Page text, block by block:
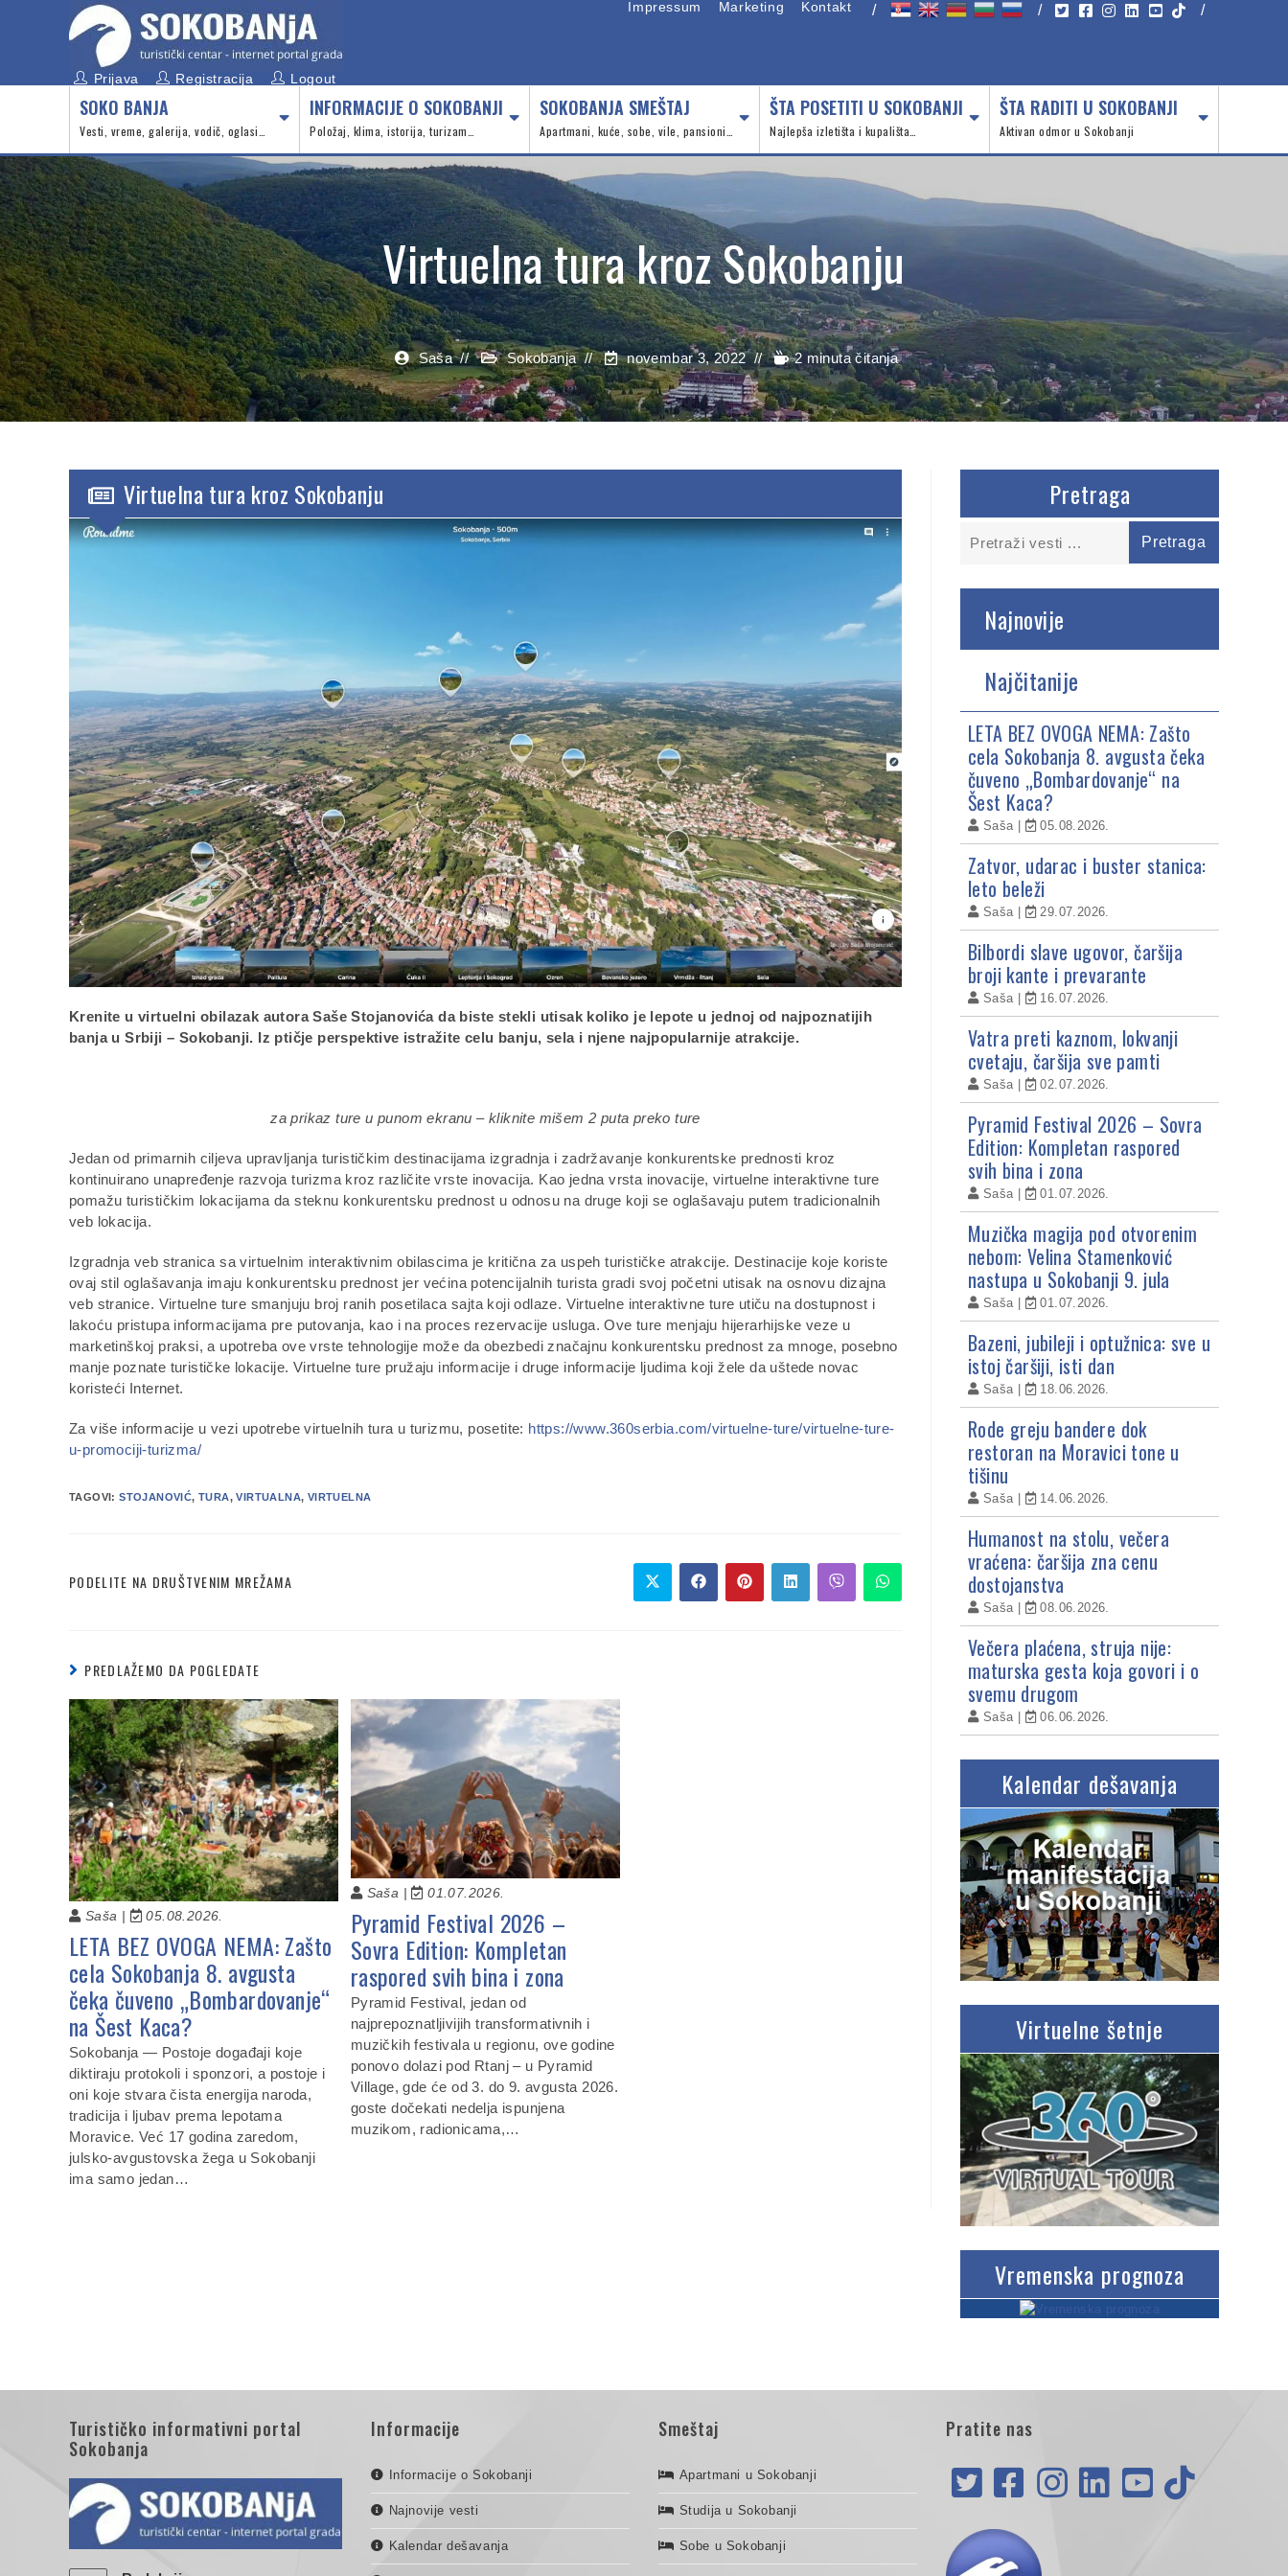
Impressum Marketing Kontakt / / /
Prijava Registracija Logout
SOKO BANJA
Vesti, vreme, galerija, vodič, oglasi…
INFORMACIJE O SOKOBANJI
Položaj, klima, istorija, turizam…
SOKOBANJA SMEŠTAJ
Apartmani, kuće, sobe, vile, pansioni…
ŠTA POSETITI U SOKOBANJI
Najlepša izletišta i kupališta…
ŠTA RADITI U SOKOBANJI
Aktivan odmor u Sokobanji
Virtuelna tura kroz Sokobanju
Saša Sokobanja novembar 3, 2022 2 minuta čitanja
Virtuelna tura kroz Sokobanju
Krenite u virtuelni obilazak autora Saše Stojanovića da biste stekli utisak koliko je lepote u jednoj od najpoznatijih
banja u Srbiji – Sokobanji. Iz ptičje perspektive istražite celu banju, sela i njene najpopularnije atrakcije.
za prikaz ture u punom ekranu – kliknite mišem 2 puta preko ture
Jedan od primarnih ciljeva upravljanja turističkim destinacijama izgradnja i zadržavanje konkurentske prednosti kroz
kontinuirano unapređenje razvoja turizma kroz različite vrste inovacija. Kao jedna vrsta inovacije, virtuelne interaktivne ture
pomažu turističkim lokacijama da steknu konkurentsku prednost u odnosu na druge koji se oglašavaju putem tradicionalnih
veb lokacija.
Izgradnja veb stranica sa virtuelnim interaktivnim obilascima je kritična za uspeh turističke atrakcije. Destinacije koje koriste
ovaj stil oglašavanja imaju konkurentsku prednost jer većina potencijalnih turista gradi svoj početni utisak na osnovu dizajna
veb stranice. Virtuelne ture smanjuju broj ranih posetilaca sajta koji odlaze. Virtuelne interaktivne ture utiču na dostupnost i
lakoću pristupa informacijama pre putovanja, kao i na proces rezervacije usluga. Ove ture menjaju hijerarhijske veze u
marketinškoj praksi, a upotreba ove vrste tehnologije može da obezbedi značajnu konkurentsku prednost za mnoge, posebno
manje poznate turističke lokacije. Virtuelne ture pružaju informacije i druge informacije ljudima koji žele da uštede novac
koristeći Internet.
Za više informacije u vezi upotrebe virtuelnih tura u turizmu, posetite: https://www.360serbia.com/virtuelne-ture/virtuelne-ture-
u-promociji-turizma/
TAGOVI:STOJANOVIĆ, TURA, VIRTUALNA, VIRTUELNA
PODELITE NA DRUŠTVENIM MREŽAMA
PREDLAŽEMO DA POGLEDATE
Saša | 05.08.2026.
LETA BEZ OVOGA NEMA: Zašto
cela Sokobanja 8. avgusta
čeka čuveno „Bombardovanje“
na Šest Kaca?
Sokobanja — Postoje događaji koje
diktiraju protokoli i sponzori, a postoje i
oni koje stvara čista energija naroda,
tradicija i ljubav prema lepotama
Moravice. Već 17 godina zaredom,
julsko-avgustovska žega u Sokobanji
ima samo jedan…
Saša | 01.07.2026.
Pyramid Festival 2026 –
Sovra Edition: Kompletan
raspored svih bina i zona
Pyramid Festival, jedan od
najprepoznatljivijih transformativnih i
muzičkih festivala u regionu, ove godine
ponovo dolazi pod Rtanj – u Pyramid
Village, gde će od 3. do 9. avgusta 2026.
goste dočekati nedelja ispunjena
muzikom, radionicama,…
Pretraga
Najnovije
Najčitanije
LETA BEZ OVOGA NEMA: Zašto
cela Sokobanja 8. avgusta čeka
čuveno „Bombardovanje“ na
Šest Kaca?
Saša 05.08.2026.
Zatvor, udarac i buster stanica:
leto beleži
Saša 29.07.2026.
Bilbordi slave ugovor, čaršija
broji kante i prevarante
Saša 16.07.2026.
Vatra preti kaznom, lokvanji
cvetaju, čaršija sve pamti
Saša 02.07.2026.
Pyramid Festival 2026 – Sovra
Edition: Kompletan raspored
svih bina i zona
Saša 01.07.2026.
Muzička magija pod otvorenim
nebom: Velina Stamenković
nastupa u Sokobanji 9. jula
Saša 01.07.2026.
Bazeni, jubileji i optužnica: sve u
istoj čaršiji, isti dan
Saša 18.06.2026.
Rode greju bandere dok
restoran na Moravici tone u
tišinu
Saša 14.06.2026.
Humanost na stolu, večera
vraćena: čaršija zna cenu
dostojanstva
Saša 08.06.2026.
Večera plaćena, struja nije:
maturska gesta koja govori i o
svemu drugom
Saša 06.06.2026.
Kalendar dešavanja
Virtuelne šetnje
Vremenska prognoza
Turističko informativni portal
Sokobanja
Informacije
Informacije o Sokobanji
Najnovije vesti
Kalendar dešavanja
Smeštaj
Apartmani u Sokobanji
Studija u Sokobanji
Sobe u Sokobanji
Pratite nas